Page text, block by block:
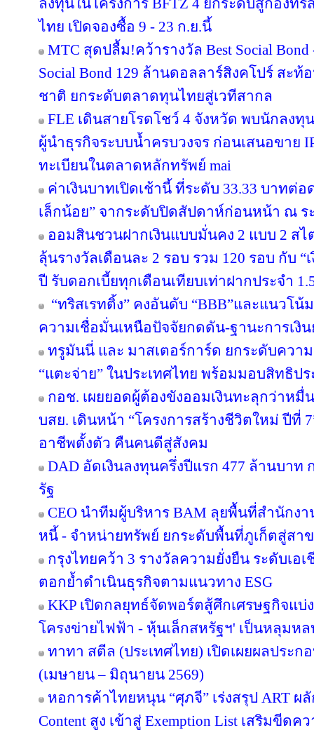
ลงทุนในโครงการ BFTZ 4 ยกระดับสู่กองท
ไทย เปิดจองซื้อ 9 - 23 ก.ย.นี้
MTC สุดปลื้ม!คว้ารางวัล Best Social
Social Bond 129 ล้านดอลลาร์สิงคโปร์ สะ
ชาติ ยกระดับตลาดทุนไทยสู่เวทีสากล
FLE เดินสายโรดโชว์ 4 จังหวัด พบนักลง
ผู้นำธุรกิจระบบน้ำครบวงจร ก่อนเสนอขาย
ทะเบียนในตลาดหลักทรัพย์ mai
ค่าเงินบาทเปิดเช้านี้ ที่ระดับ 33.33 บาทต่
เล็กน้อย” จากระดับปิดสัปดาห์ก่อนหน้า ณ ร
ออมสินชวนฝากเงินแบบมั่นคง 2 แบบ 2 สไ
ลุ้นรางวัลเดือนละ 2 รอบ รวม 120 รอบ กับ
ปี รับดอกเบี้ยทุกเดือนเทียบเท่าฝากประจำ
“ทริสเรทติ้ง” คงอันดับ “BBB”และแนวโน้
ความเชื่อมั่นเหนือปัจจัยกดดัน-ฐานะการเงิน
ทรูมันนี่ และ มาสเตอร์การ์ด ยกระดับควา
“แตะจ่าย” ในประเทศไทย พร้อมมอบสิทธิป
กอช. เผยยอดผู้ต้องขังออมเงินทะลุกว่าห
บสย. เดินหน้า “โครงการสร้างชีวิตใหม่ ปีที่
อาชีพตั้งตัว คืนคนดีสู่สังคม
DAD อัดเงินลงทุนครึ่งปีแรก 477 ล้านบาท
รัฐ
CEO นำทีมผู้บริหาร BAM ลุยพื้นที่สำนักงา
หนี้ - จำหน่ายทรัพย์ ยกระดับพื้นที่ภูเก็ตสู่ส
กรุงไทยคว้า 3 รางวัลความยั่งยืน ระดับเอเ
ตอกย้ำดำเนินธุรกิจตามแนวทาง ESG
KKP เปิดกลยุทธ์จัดพอร์ตสู้ศึกเศรษฐกิจแบ่
โครงข่ายไฟฟ้า - หุ้นเล็กสหรัฐฯ' เป็นหลุมห
ทาทา สตีล (ประเทศไทย) เปิดเผยผลประก
(เมษายน – มิถุนายน 2569)
หอการค้าไทยหนุน “ศุภจี” เร่งสรุป ART
Content สูง เข้าสู่ Exemption List เสริมขีด